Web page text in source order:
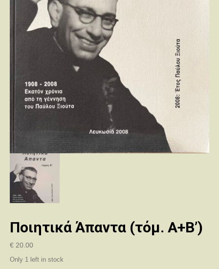
Ποιητικά Άπαντα (τόμ. Α+Β’)
€ 20.00
Only 1 left in stock